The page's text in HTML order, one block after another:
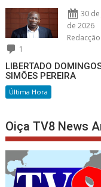
30 de
de 2026
1
LIBERTADO
SIMÕES PEREIRA
Última Hora
Oiça TV8 News